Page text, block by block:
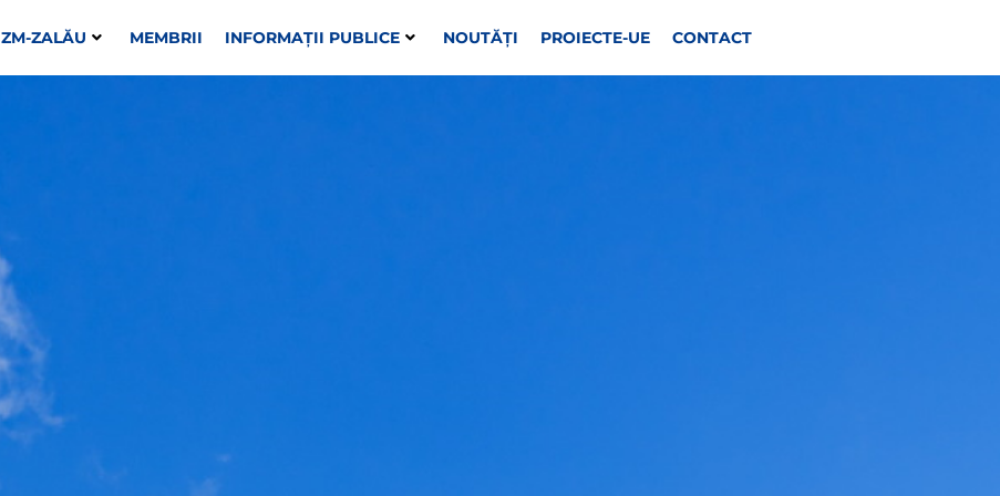
ZM-ZALĂU MEMBRII INFORMAȚII PUBLICE NOUTĂȚI PROIECTE-UE CONTACT